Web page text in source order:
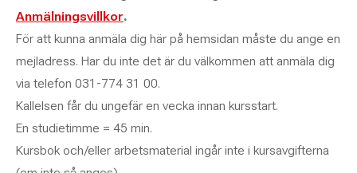
Anmälningsvillkor.
För att kunna anmäla dig här på hemsidan måste du ange en
mejladress. Har du inte det är du välkommen att anmäla dig
via telefon 031-774 31 00.
Kallelsen får du ungefär en vecka innan kursstart.
En studietimme = 45 min.
Kursbok och/eller arbetsmaterial ingår inte i kursavgifterna